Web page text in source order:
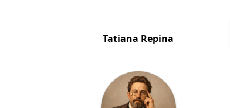
Tatiana Repina